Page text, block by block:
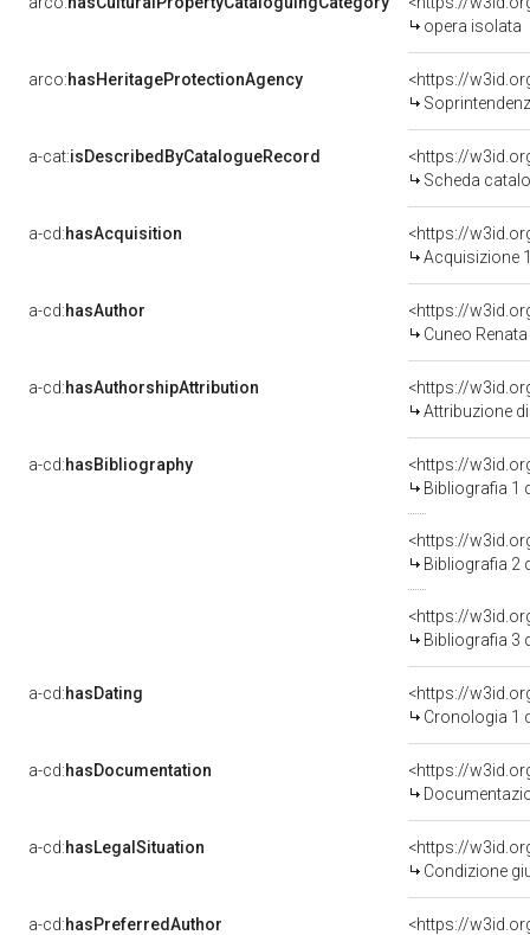
opera isolata
arco:hasHeritageProtectionAgency
<https://
a-cat:isDescribedByCatalogueRecord
<https://
Scheda
a-cd:hasAcquisition
<https://
Acquisizione
a-cd:hasAuthor
<https://
Cuneo
a-cd:hasAuthorshipAttribution
<https://
Attribuzione
a-cd:hasBibliography
<https://
Bibliografia 1
<https://
Bibliografia 2
<https://
Bibliografia 3
a-cd:hasDating
<https://
Cronologia 1
a-cd:hasDocumentation
a-cd:hasLegalSituation
Condizione
a-cd:hasPreferredAuthor
<https://